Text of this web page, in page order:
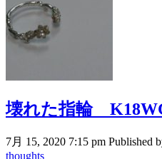
壊れた指輪
7月 15, 2020 7:15 pm Published
thoughts